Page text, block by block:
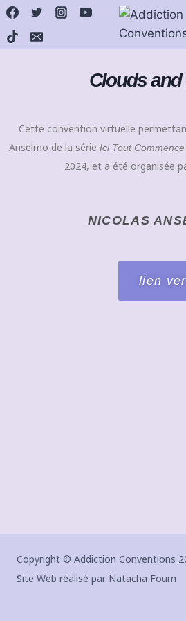
Clouds and
Cette convention virtuelle
Anselmo de la série Ici Tout Commence
2024, et a été organisée
NICOLAS
lien
Copyright © Addiction Conventions
Site Web réalisé par Natacha Fourn